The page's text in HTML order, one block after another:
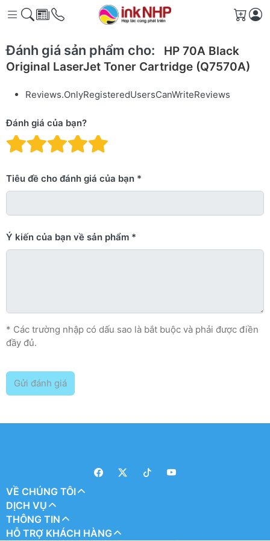
Giỏ
Đánh giá sản phẩm cho:
HP 70A Black
Original LaserJet Toner Cartridge (Q7570A)
Reviews.OnlyRegisteredUsersCanWriteReviews
Đánh giá của bạn?
Đánh giá: 4 trên 5
Đánh giá: 3 trên 5 sao.
Đánh giá: 2 trên 5 sao.
Đánh giá: 1 trên 5 sao. Xấu
Tiêu đề cho đánh giá của bạn
Ý kiến ​​của bạn về sản phẩm
* Các trường nhập có dấu sao là bắt buộc và phải được điền
đầy đủ.
Gửi đánh giá
VỀ CHÚNG TÔI
DỊCH VỤ
THÔNG TIN
HỖ TRỢ KHÁCH HÀNG